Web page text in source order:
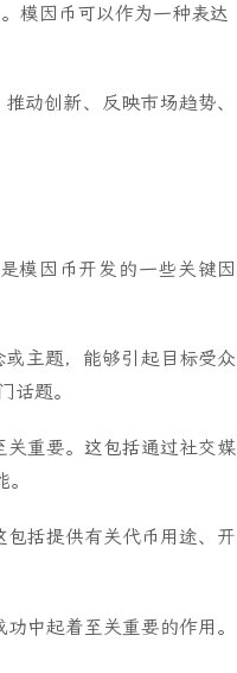
模因币可以作为一种表达
动创新、反映市场趋势、
模因币开发的一些关键因
主题，能够引起目标受众
题。
重要。这包括通过社交媒
括提供有关代币用途、开
中起着至关重要的作用。